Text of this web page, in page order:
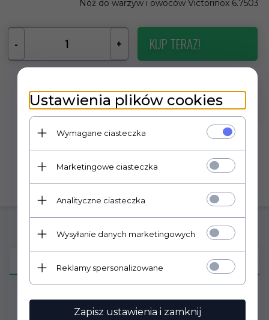
Nóż do warzyw i owoców Victorinox 6.7503
- + KUP TERAZ!
OPIS PRODUKTU
Nóż do warzyw i owoców 6.7503
Ustawienia plików cookies
Wymagane ciasteczka
Marketingowe ciasteczka
Analityczne ciasteczka
Wysyłanie danych marketingowych
Reklamy spersonalizowane
Zapisz ustawienia i zamknij